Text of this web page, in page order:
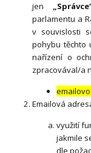
jen
parlamentu a
v souvislosti
pohybu těchto
nařízení o
zpracovával/a
Emailová
využití
jakmile
dle